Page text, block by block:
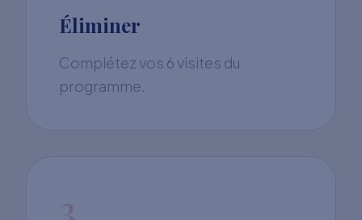
Éliminer
Complétez vos 6 visites du
programme.
3